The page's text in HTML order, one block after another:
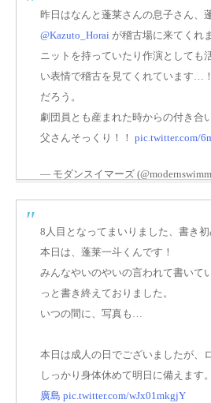
昨日はなんと蓬莱さんの息子さん、
@Kazuto_Horai が稽古場に来てくれ
ニットを持っていたり作演としても
い表情で稽古を見てくれています…
だろう。
劇団員とも産まれた時からの付き合
父さんそっくり！！ pic.twitter.com/
— モダンスイマーズ
8人目となってまいりました、書き初
本日は、蓬莱一斗くんです！
みんなやいのやいの言われて書いて
っと書き終えておりました。
いつの間に、写真も…
本日は成人の日でございましたが、
しっかり身体休めて明日に備えます。
廣島 pic.twitter.com/wJx01mkgjY